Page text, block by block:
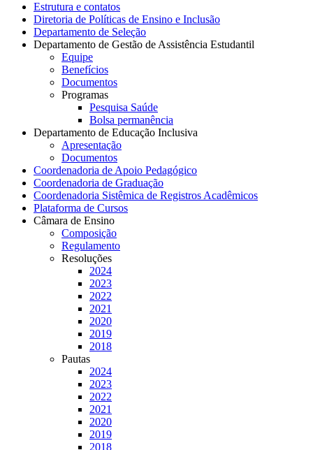
Estrutura e contatos
Diretoria de Políticas de Ensino e Inclusão
Departamento de Seleção
Departamento de Gestão de Assistência Estudantil
Equipe
Benefícios
Documentos
Programas
Pesquisa Saúde
Bolsa permanência
Departamento de Educação Inclusiva
Apresentação
Documentos
Coordenadoria de Apoio Pedagógico
Coordenadoria de Graduação
Coordenadoria Sistêmica de Registros Acadêmicos
Plataforma de Cursos
Câmara de Ensino
Composição
Regulamento
Resoluções
2024
2023
2022
2021
2020
2019
2018
Pautas
2024
2023
2022
2021
2020
2019
2018